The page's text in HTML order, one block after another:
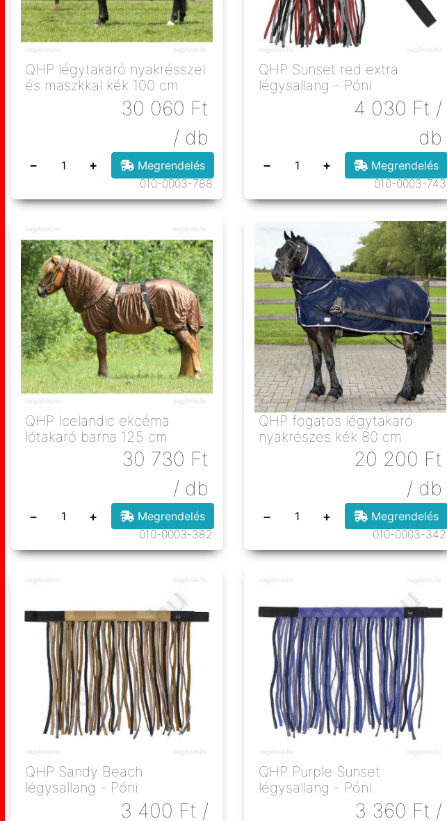
QHP légytakaró nyakrésszel
és maszkkal kék 100 cm
30 060 Ft
/ db
− +
Megrendelés
010-0003-788
QHP Sunset red extra
légysallang - Póni
4 030 Ft /
db
− +
Megrendelés
010-0003-743
QHP Icelandic ekcéma
lótakaró barna 125 cm
30 730 Ft
/ db
− +
Megrendelés
010-0003-382
QHP fogatos légytakaró
nyakrészes kék 80 cm
20 200 Ft
/ db
− +
Megrendelés
010-0003-342
QHP Sandy Beach
légysallang - Póni
3 400 Ft /
QHP Purple Sunset
légysallang - Póni
3 360 Ft /